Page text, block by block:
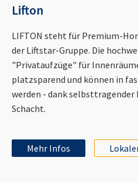
Lifton
LIFTON steht für Premium-
der Liftstar-Gruppe. Die
"Privataufzüge" für
platzsparend und können in
werden - dank
Schacht.
Mehr Infos